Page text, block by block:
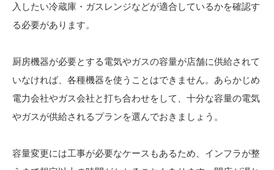
入したい冷蔵庫・ガスレンジなどが適合しているかを確認す
る必要があります。
厨房機器が必要とする電気やガスの容量が店舗に供給されて
いなければ、各種機器を使うことはできません。あらかじめ
電力会社やガス会社と打ち合わせをして、十分な容量の電気
やガスが供給されるプランを選んでおきましょう。
容量変更には工事が必要なケースもあるため、インフラが整